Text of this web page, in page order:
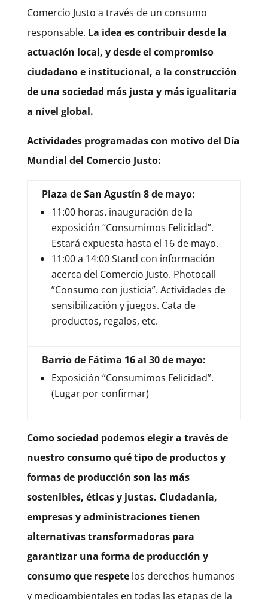
Comercio Justo a través de un consumo
responsable. La idea es contribuir desde la
actuación local, y desde el compromiso
ciudadano e institucional, a la construcción
de una sociedad más justa y más igualitaria
a nivel global.
Actividades programadas con motivo del Día
Mundial del Comercio Justo:
Plaza de San Agustín 8 de mayo:
11:00 horas. inauguración de la
exposición “Consumimos Felicidad”.
Estará expuesta hasta el 16 de mayo.
11:00 a 14:00 Stand con información
acerca del Comercio Justo. Photocall
”Consumo con justicia”. Actividades de
sensibilización y juegos. Cata de
productos, regalos, etc.
Barrio de Fátima 16 al 30 de mayo:
Exposición “Consumimos Felicidad”.
(Lugar por confirmar)
Como sociedad podemos elegir a través de
nuestro consumo qué tipo de productos y
formas de producción son las más
sostenibles, éticas y justas. Ciudadanía,
empresas y administraciones tienen
alternativas transformadoras para
garantizar una forma de producción y
consumo que respete los derechos humanos
y medioambientales en todas las etapas de la